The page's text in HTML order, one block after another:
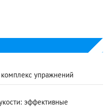
комплекс упражнений
эффективные